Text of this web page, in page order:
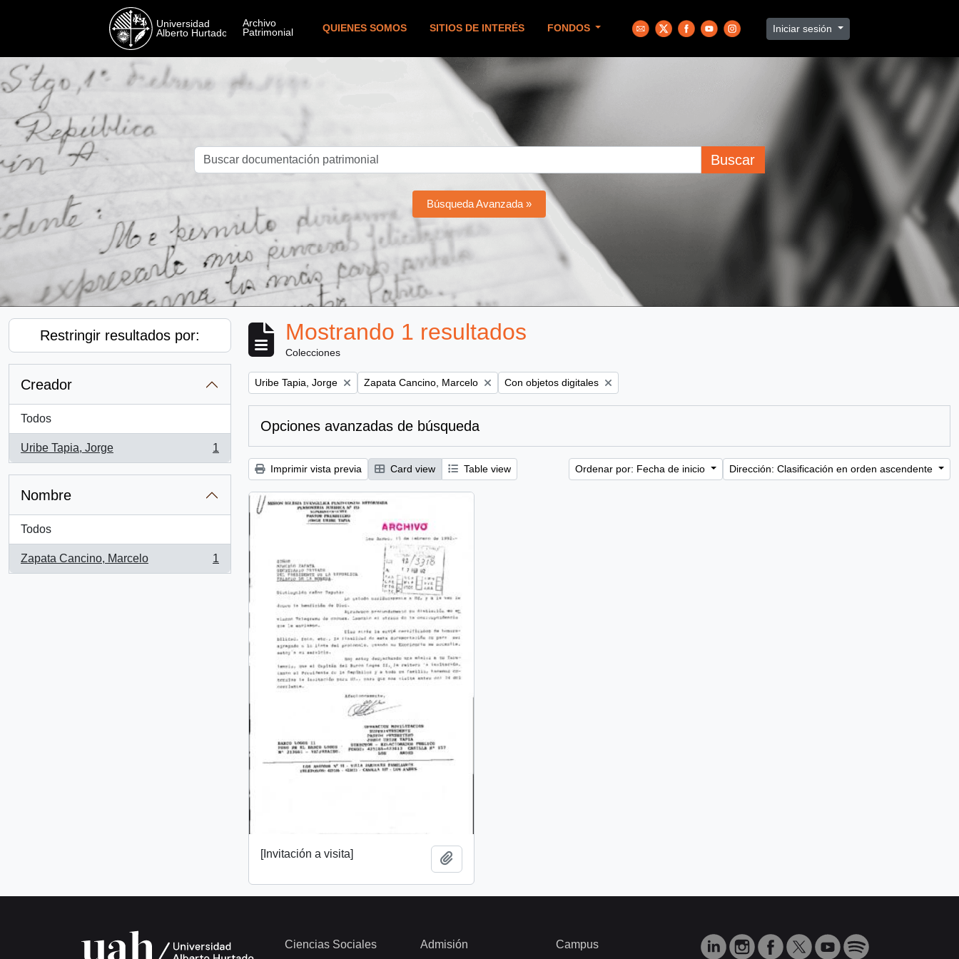
QUIENES SOMOS SITIOS DE INTERÉS FONDOS Iniciar sesión
Buscar
Búsqueda Avanzada »
Restringir resultados por:
Creador
Todos
Uribe Tapia, Jorge
, 1 resultados
1
Nombre
Todos
Zapata Cancino, Marcelo
, 1 resultados
1
Mostrando 1 resultados
Colecciones
Remove filter:
Uribe Tapia, Jorge Remove filter:
Zapata Cancino, Marcelo Remove filter:
Con objetos digitales
Opciones avanzadas de búsqueda
Imprimir vista previa Card view Table view Ordenar por: Fecha de inicio Dirección: Clasificación en orden ascendente
[Invitación a visita]
Ciencias Sociales Admisión Campus